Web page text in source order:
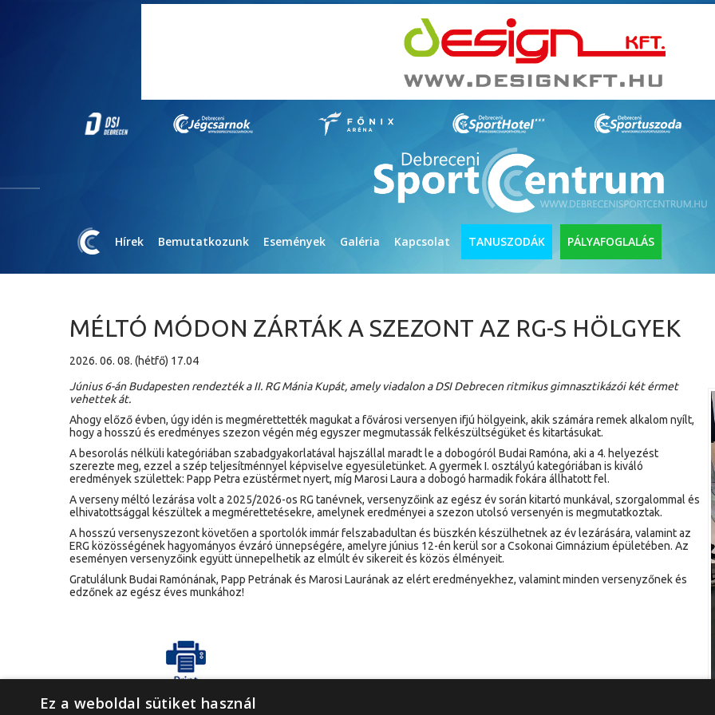
Hírek Bemutatkozunk Események Galéria Kapcsolat TANUSZODÁK PÁLYAFOGLALÁS
MÉLTÓ MÓDON ZÁRTÁK A SZEZONT AZ RG-S HÖLGYEK
2026. 06. 08. (hétfő) 17.04
Június 6-án Budapesten rendezték a II. RG Mánia Kupát, amely viadalon a DSI Debrecen ritmikus gimnasztikázói két érmet
vehettek át.
Ahogy előző évben, úgy idén is megmérettették magukat a fővárosi versenyen ifjú hölgyeink, akik számára remek alkalom nyílt,
hogy a hosszú és eredményes szezon végén még egyszer megmutassák felkészültségüket és kitartásukat.
A besorolás nélküli kategóriában szabadgyakorlatával hajszállal maradt le a dobogóról Budai Ramóna, aki a 4. helyezést
szerezte meg, ezzel a szép teljesítménnyel képviselve egyesületünket. A gyermek I. osztályú kategóriában is kiváló
eredmények születtek: Papp Petra ezüstérmet nyert, míg Marosi Laura a dobogó harmadik fokára állhatott fel.
A verseny méltó lezárása volt a 2025/2026-os RG tanévnek, versenyzőink az egész év során kitartó munkával, szorgalommal és
elhivatottsággal készültek a megmérettetésekre, amelynek eredményei a szezon utolsó versenyén is megmutatkoztak.
A hosszú versenyszezont követően a sportolók immár felszabadultan és büszkén készülhetnek az év lezárására, valamint az
ERG közösségének hagyományos évzáró ünnepségére, amelyre június 12-én kerül sor a Csokonai Gimnázium épületében. Az
eseményen versenyzőink együtt ünnepelhetik az elmúlt év sikereit és közös élményeit.
Gratulálunk Budai Ramónának, Papp Petrának és Marosi Laurának az elért eredményekhez, valamint minden versenyzőnek és
edzőnek az egész éves munkához!
Cikk nyomtatása
Ez a weboldal sütiket használ